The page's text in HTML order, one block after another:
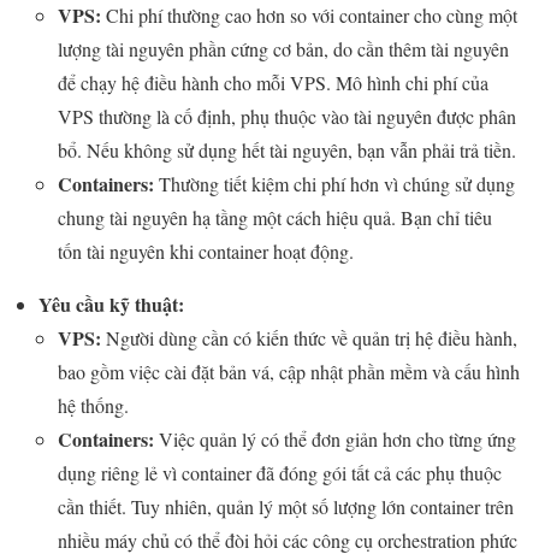
VPS: Chi phí thường cao hơn so với container cho cùng một
lượng tài nguyên phần cứng cơ bản, do cần thêm tài nguyên
để chạy hệ điều hành cho mỗi VPS. Mô hình chi phí của
VPS thường là cố định, phụ thuộc vào tài nguyên được phân
bổ. Nếu không sử dụng hết tài nguyên, bạn vẫn phải trả tiền.
Containers: Thường tiết kiệm chi phí hơn vì chúng sử dụng
chung tài nguyên hạ tầng một cách hiệu quả. Bạn chỉ tiêu
tốn tài nguyên khi container hoạt động.
Yêu cầu kỹ thuật:
VPS: Người dùng cần có kiến thức về quản trị hệ điều hành,
bao gồm việc cài đặt bản vá, cập nhật phần mềm và cấu hình
hệ thống.
Containers: Việc quản lý có thể đơn giản hơn cho từng ứng
dụng riêng lẻ vì container đã đóng gói tất cả các phụ thuộc
cần thiết. Tuy nhiên, quản lý một số lượng lớn container trên
nhiều máy chủ có thể đòi hỏi các công cụ orchestration phức